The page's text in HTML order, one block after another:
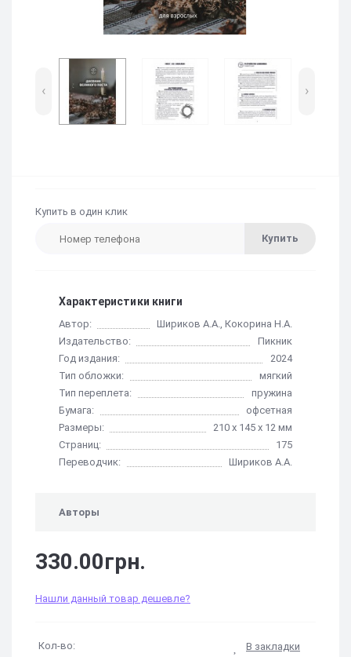
‹ ›
Купить в один клик
Купить
Характеристики книги
Автор:
Шириков А.А., Кокорина Н.А.
Издательство:
Пикник
Год издания:
2024
Тип обложки:
мягкий
Тип переплета:
пружина
Бумага:
офсетная
Размеры:
210 х 145 х 12 мм
Страниц:
175
Переводчик:
Шириков А.А.
Авторы
330.00грн.
Нашли данный товар дешевле?
Кол-во: В закладки